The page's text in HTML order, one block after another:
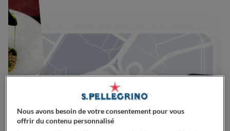
Nous avons besoin de votre consentement pour vous
offrir du contenu personnalisé